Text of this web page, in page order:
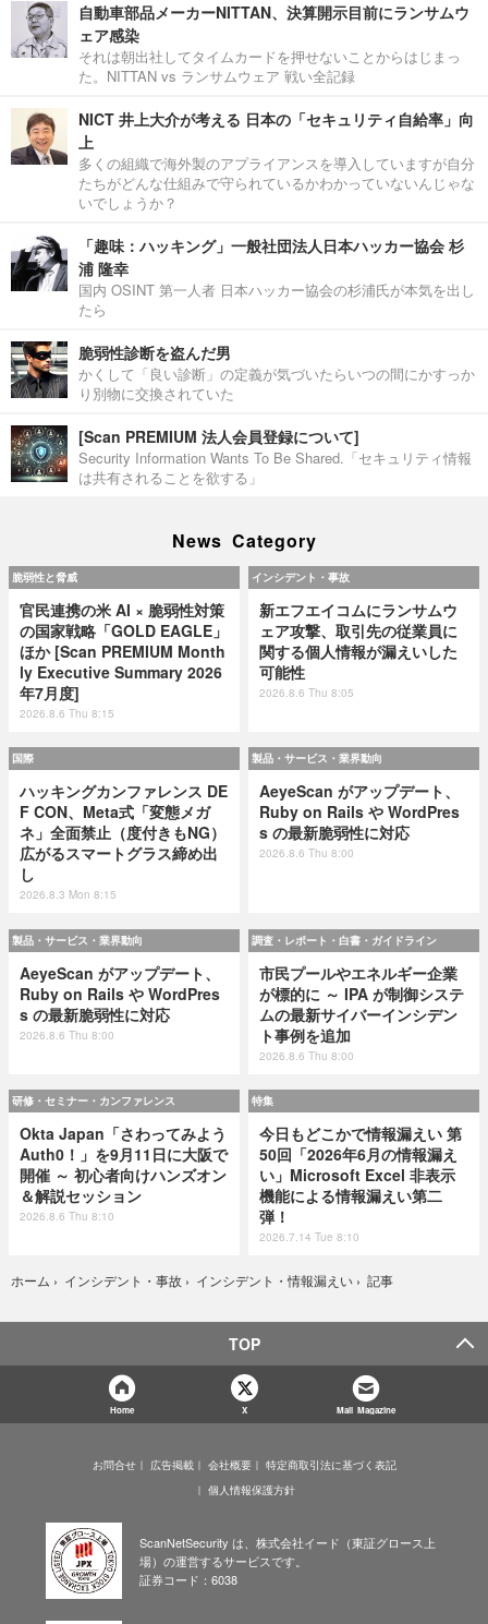
自動車部品メーカーNITTAN、決算開示目前にランサムウ
ェア感染
それは朝出社してタイムカードを押せないことからはじまっ
た。NITTAN vs ランサムウェア 戦い全記録
NICT 井上大介が考える 日本の「セキュリティ自給率」向
上
多くの組織で海外製のアプライアンスを導入していますが自分
たちがどんな仕組みで守られているかわかっていないんじゃな
いでしょうか？
「趣味：ハッキング」一般社団法人日本ハッカー協会 杉
浦 隆幸
国内 OSINT 第一人者 日本ハッカー協会の杉浦氏が本気を出し
たら
脆弱性診断を盗んだ男
かくして「良い診断」の定義が気づいたらいつの間にかすっか
り別物に交換されていた
[Scan PREMIUM 法人会員登録について]
Security Information Wants To Be Shared.「セキュリティ情報
は共有されることを欲する」
News Category
脆弱性と脅威
官民連携の米 AI × 脆弱性対策
の国家戦略「GOLD EAGLE」
ほか [Scan PREMIUM Month
ly Executive Summary 2026
年7月度]
2026.8.6 Thu 8:15
インシデント・事故
新エフエイコムにランサムウ
ェア攻撃、取引先の従業員に
関する個人情報が漏えいした
可能性
2026.8.6 Thu 8:05
国際
ハッキングカンファレンス DE
F CON、Meta式「変態メガ
ネ」全面禁止（度付きもNG）
広がるスマートグラス締め出
し
2026.8.3 Mon 8:15
製品・サービス・業界動向
AeyeScan がアップデート、
Ruby on Rails や WordPres
s の最新脆弱性に対応
2026.8.6 Thu 8:00
製品・サービス・業界動向
AeyeScan がアップデート、
Ruby on Rails や WordPres
s の最新脆弱性に対応
2026.8.6 Thu 8:00
調査・レポート・白書・ガイドライン
市民プールやエネルギー企業
が標的に ～ IPA が制御システ
ムの最新サイバーインシデン
ト事例を追加
2026.8.6 Thu 8:00
研修・セミナー・カンファレンス
Okta Japan「さわってみよう
Auth0！」を9月11日に大阪で
開催 ～ 初心者向けハンズオン
＆解説セッション
2026.8.6 Thu 8:10
特集
今日もどこかで情報漏えい 第
50回「2026年6月の情報漏え
い」Microsoft Excel 非表示
機能による情報漏えい第二
弾！
2026.7.14 Tue 8:10
ホーム › インシデント・事故 › インシデント・情報漏えい › 記事
TOP
Home X Mail Magazine
お問合せ 広告掲載 会社概要
特定商取引法に基づく表記
個人情報保護方針
ScanNetSecurity は、株式会社イード（東証グロース上
場）の運営するサービスです。
証券コード：6038